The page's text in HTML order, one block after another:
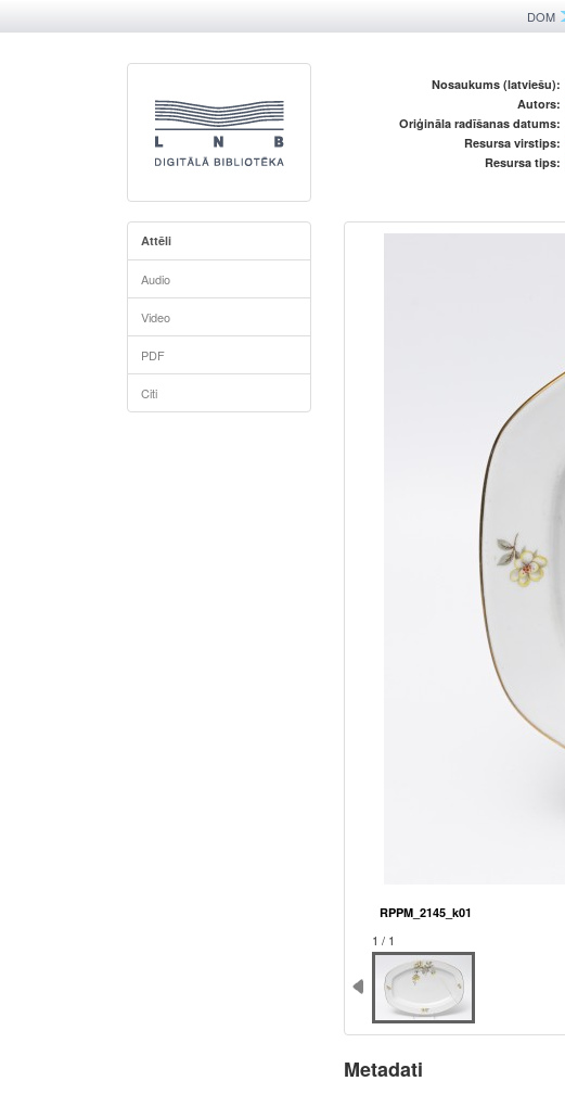
DOM
Nosaukums (latviešu):
Autors:
Oriģināla radīšanas datums:
Resursa virstips:
Resursa tips:
Attēli
Audio
Video
PDF
Citi
RPPM_2145_k01
1 / 1
Metadati